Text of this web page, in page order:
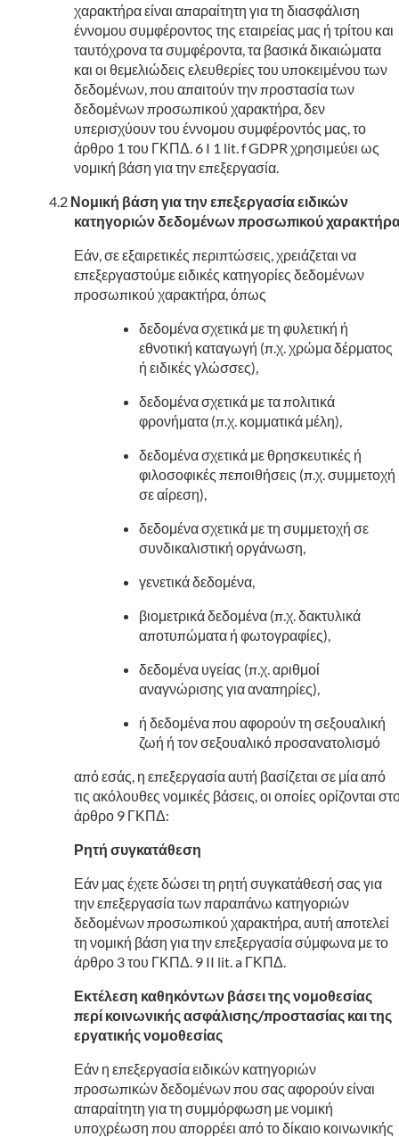
χαρακτήρα είναι απαραίτητη για τη διασφάλιση
έννομου συμφέροντος της εταιρείας μας ή τρίτου και
ταυτόχρονα τα συμφέροντα, τα βασικά δικαιώματα
και οι θεμελιώδεις ελευθερίες του υποκειμένου των
δεδομένων, που απαιτούν την προστασία των
δεδομένων προσωπικού χαρακτήρα, δεν
υπερισχύουν του έννομου συμφέροντός μας, το
άρθρο 1 του ΓΚΠΔ. 6 I 1 lit. f GDPR χρησιμεύει ως
νομική βάση για την επεξεργασία.
Νομική βάση για την επεξεργασία ειδικών
κατηγοριών δεδομένων προσωπικού
Εάν, σε εξαιρετικές περιπτώσεις, χρειάζεται να
επεξεργαστούμε ειδικές κατηγορίες δεδομένων
προσωπικού χαρακτήρα, όπως
δεδομένα σχετικά με τη φυλετική ή
εθνοτική καταγωγή (π.χ. χρώμα δέρματος
ή ειδικές γλώσσες),
δεδομένα σχετικά με τα πολιτικά
φρονήματα (π.χ. κομματικά μέλη),
δεδομένα σχετικά με θρησκευτικές ή
φιλοσοφικές πεποιθήσεις (π.χ. συμμετοχή
σε αίρεση),
δεδομένα σχετικά με τη συμμετοχή σε
συνδικαλιστική οργάνωση,
γενετικά δεδομένα,
βιομετρικά δεδομένα (π.χ. δακτυλικά
αποτυπώματα ή φωτογραφίες),
δεδομένα υγείας (π.χ. αριθμοί
αναγνώρισης για αναπηρίες),
ή δεδομένα που αφορούν τη σεξουαλική
ζωή ή τον σεξουαλικό προσανατολισμό
από εσάς, η επεξεργασία αυτή βασίζεται σε μία από
τις ακόλουθες νομικές βάσεις, οι οποίες ορίζονται
άρθρο 9 ΓΚΠΔ:
Ρητή συγκατάθεση
Εάν μας έχετε δώσει τη ρητή συγκατάθεσή σας για
την επεξεργασία των παραπάνω κατηγοριών
δεδομένων προσωπικού χαρακτήρα, αυτή αποτελεί
τη νομική βάση για την επεξεργασία σύμφωνα με το
άρθρο 3 του ΓΚΠΔ. 9 II lit. a ΓΚΠΔ.
Εκτέλεση καθηκόντων βάσει της νομοθεσίας
περί κοινωνικής ασφάλισης/προστασίας και της
εργατικής νομοθεσίας
Εάν η επεξεργασία ειδικών κατηγοριών
προσωπικών δεδομένων που σας αφορούν είναι
απαραίτητη για τη συμμόρφωση με νομική
υποχρέωση που απορρέει από το δίκαιο κοινωνικής